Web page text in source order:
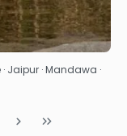
Jaipur · Mandawa ·